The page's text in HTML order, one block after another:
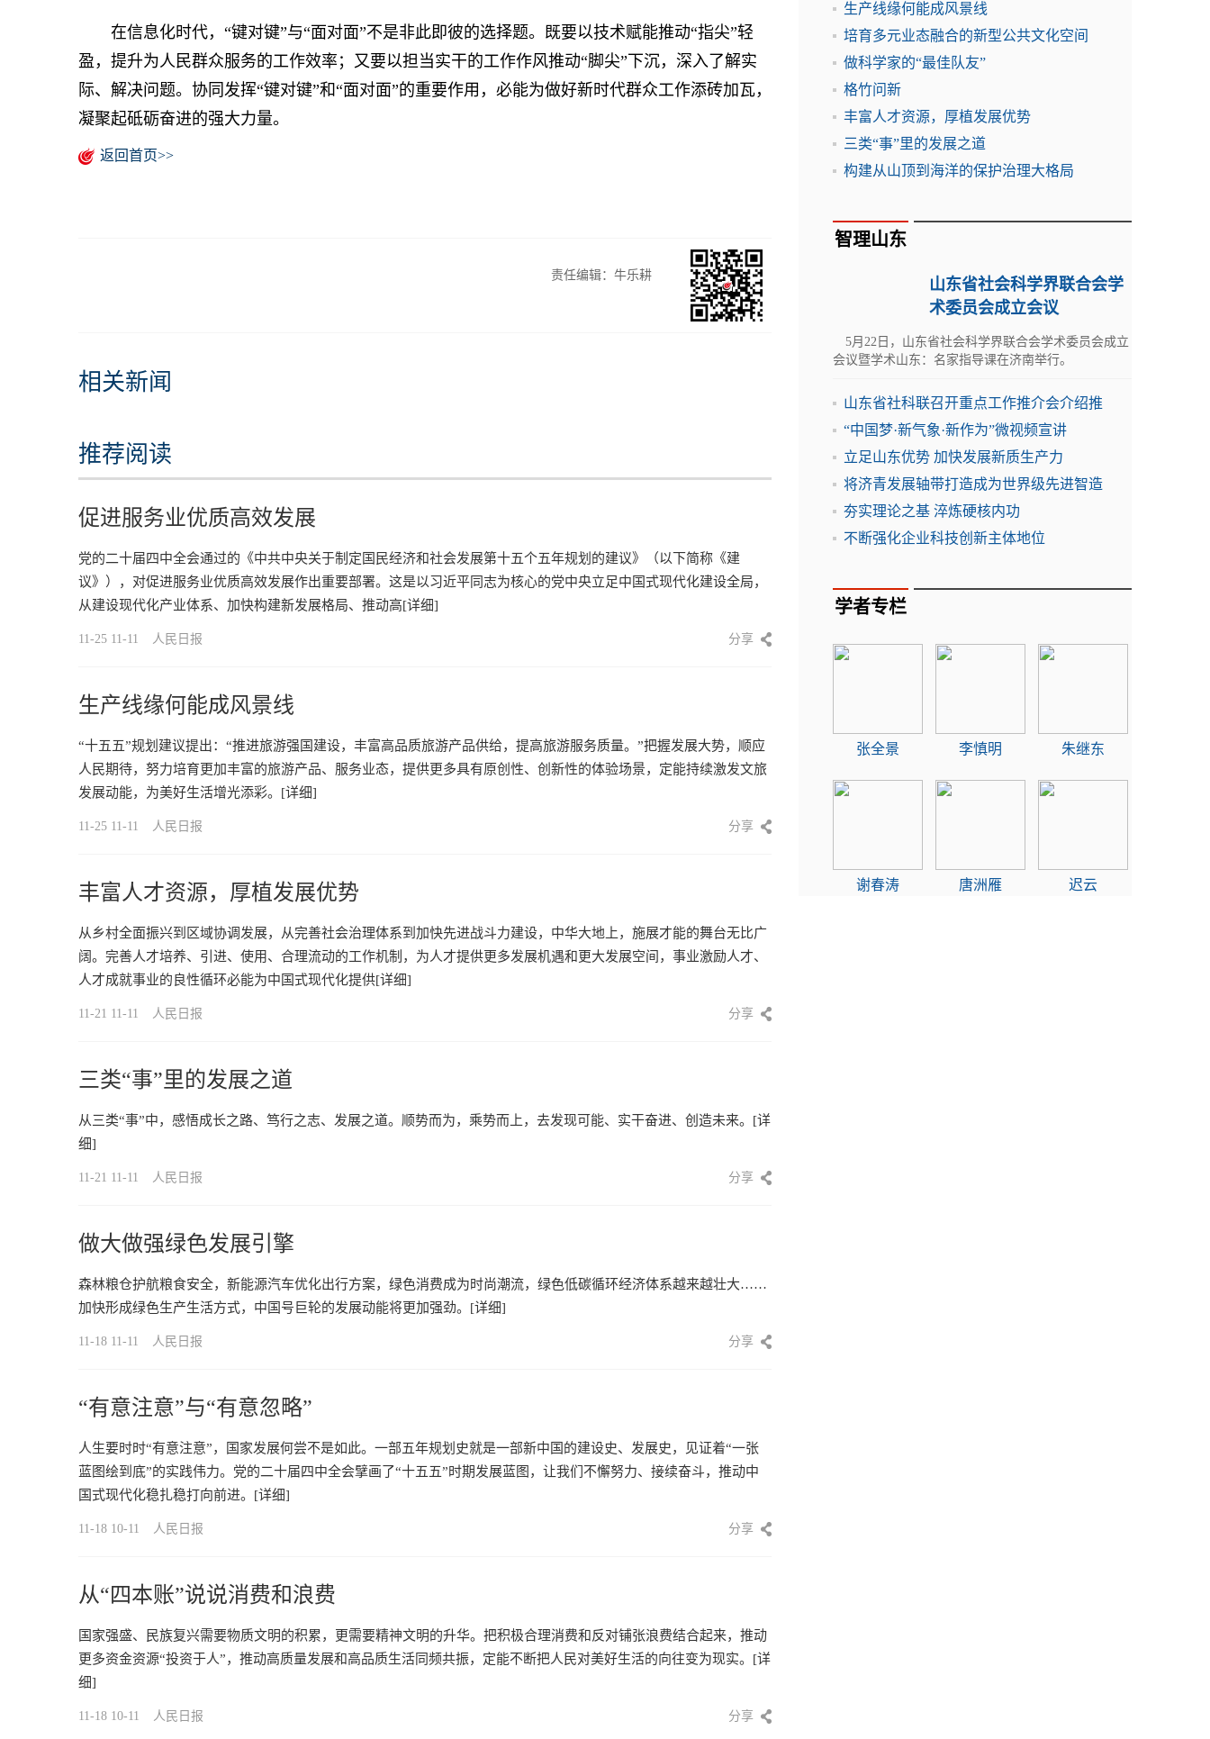
在信息化时代，“键对键”与“面对面”不是非此即彼的选择题。既要以技术赋能推动“指尖”轻
盈，提升为人民群众服务的工作效率；又要以担当实干的工作作风推动“脚尖”下沉，深入了解实
际、解决问题。协同发挥“键对键”和“面对面”的重要作用，必能为做好新时代群众工作添砖加瓦，
凝聚起砥砺奋进的强大力量。
返回首页>>
责任编辑：牛乐耕
相关新闻
推荐阅读
促进服务业优质高效发展
党的二十届四中全会通过的《中共中央关于制定国民经济和社会发展第十五个五年规划的建议》（以下简称《建
议》），对促进服务业优质高效发展作出重要部署。这是以习近平同志为核心的党中央立足中国式现代化建设全局，
从建设现代化产业体系、加快构建新发展格局、推动高[详细]
11-25 11-11 人民日报 分享
生产线缘何能成风景线
“十五五”规划建议提出：“推进旅游强国建设，丰富高品质旅游产品供给，提高旅游服务质量。”把握发展大势，顺应
人民期待，努力培育更加丰富的旅游产品、服务业态，提供更多具有原创性、创新性的体验场景，定能持续激发文旅
发展动能，为美好生活增光添彩。 [详细]
11-25 11-11 人民日报 分享
丰富人才资源，厚植发展优势
从乡村全面振兴到区域协调发展，从完善社会治理体系到加快先进战斗力建设，中华大地上，施展才能的舞台无比广
阔。完善人才培养、引进、使用、合理流动的工作机制，为人才提供更多发展机遇和更大发展空间，事业激励人才、
人才成就事业的良性循环必能为中国式现代化提供[详细]
11-21 11-11 人民日报 分享
三类“事”里的发展之道
从三类“事”中，感悟成长之路、笃行之志、发展之道。顺势而为，乘势而上，去发现可能、实干奋进、创造未来。 [详
细]
11-21 11-11 人民日报 分享
做大做强绿色发展引擎
森林粮仓护航粮食安全，新能源汽车优化出行方案，绿色消费成为时尚潮流，绿色低碳循环经济体系越来越壮大……
加快形成绿色生产生活方式，中国号巨轮的发展动能将更加强劲。 [详细]
11-18 11-11 人民日报 分享
“有意注意”与“有意忽略”
人生要时时“有意注意”，国家发展何尝不是如此。一部五年规划史就是一部新中国的建设史、发展史，见证着“一张
蓝图绘到底”的实践伟力。党的二十届四中全会擘画了“十五五”时期发展蓝图，让我们不懈努力、接续奋斗，推动中
国式现代化稳扎稳打向前进。 [详细]
11-18 10-11 人民日报 分享
从“四本账”说说消费和浪费
国家强盛、民族复兴需要物质文明的积累，更需要精神文明的升华。把积极合理消费和反对铺张浪费结合起来，推动
更多资金资源“投资于人”，推动高质量发展和高品质生活同频共振，定能不断把人民对美好生活的向往变为现实。 [详
细]
11-18 10-11 人民日报 分享
生产线缘何能成风景线
培育多元业态融合的新型公共文化空间
做科学家的“最佳队友”
格竹问新
丰富人才资源，厚植发展优势
三类“事”里的发展之道
构建从山顶到海洋的保护治理大格局
智理山东
山东省社会科学界联合会学
术委员会成立会议
5月22日，山东省社会科学界联合会学术委员会成立
会议暨学术山东：名家指导课在济南举行。
山东省社科联召开重点工作推介会介绍推
“中国梦·新气象·新作为”微视频宣讲
立足山东优势 加快发展新质生产力
将济青发展轴带打造成为世界级先进智造
夯实理论之基 淬炼硬核内功
不断强化企业科技创新主体地位
学者专栏
张全景 李慎明 朱继东
谢春涛 唐洲雁 迟云